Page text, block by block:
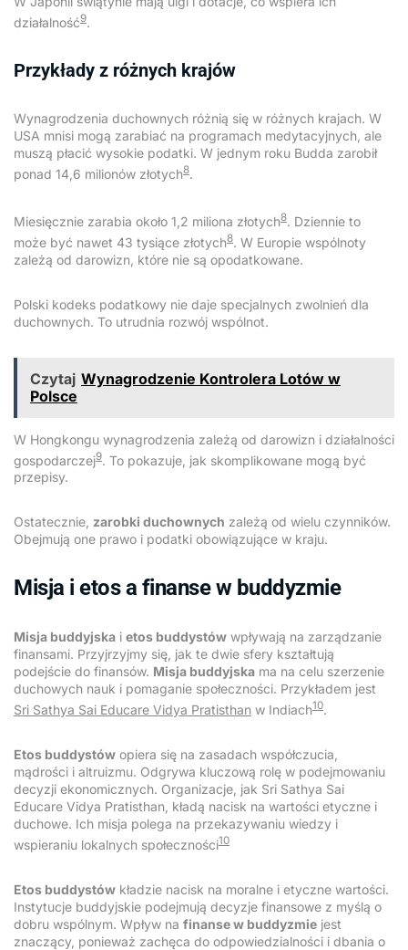
działalność9.
Przykłady z różnych krajów
Wynagrodzenia duchownych różnią się w różnych krajach. W
USA mnisi mogą zarabiać na programach medytacyjnych, ale
muszą płacić wysokie podatki. W jednym roku Budda zarobił
ponad 14,6 milionów złotych8
Miesięcznie zarabia około 1,2 miliona złotych8. Dziennie to
może być nawet 43 tysiące złotych8. W Europie wspólnoty
zależą od darowizn, które nie są opodatkowane.
Polski kodeks podatkowy nie daje specjalnych zwolnień dla
duchownych. To utrudnia rozwój wspólnot.
Czytaj Wynagrodzenie Kontrolera Lotów w
Polsce
W Hongkongu wynagrodzenia zależą od darowizn i działalności
gospodarczej9 . To pokazuje, jak skomplikowane mogą być
przepisy.
Ostatecznie, zarobki duchownych zależą od wielu czynników.
Obejmują one prawo i podatki obowiązujące w kraju.
Misja i etos a finanse w buddyzmie
Misja buddyjska i etos buddystów wpływają na zarządzanie
finansami. Przyjrzyjmy się, jak te dwie sfery kształtują
podejście do finansów. Misja buddyjska ma na celu szerzenie
duchowych nauk i pomaganie społeczności. Przykładem jest
Sri Sathya Sai Educare Vidya Pratisthan w Indiach10.
Etos buddystów opiera się na zasadach współczucia,
mądrości i altruizmu. Odgrywa kluczową rolę w podejmowaniu
decyzji ekonomicznych. Organizacje, jak Sri Sathya Sai
Educare Vidya Pratisthan, kładą nacisk na wartości etyczne i
duchowe. Ich misja polega na przekazywaniu wiedzy i
wspieraniu lokalnych społeczności10
Etos buddystów kładzie nacisk na moralne i etyczne wartości.
Instytucje buddyjskie podejmują decyzje finansowe z myślą o
dobru wspólnym. Wpływ na finanse w buddyzmie jest
znaczący, ponieważ zachęca do odpowiedzialności i dbania o